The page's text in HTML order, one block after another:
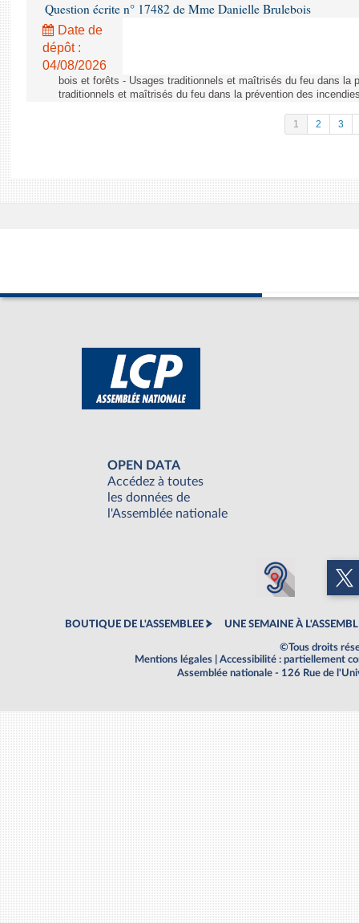
Question écrite n° 17482 de Mme Danielle Brulebois
Date de
dépôt :
04/08/2026
bois et forêts - Usages traditionnels et maîtrisés du feu dans la
traditionnels et maîtrisés du feu dans la prévention des
1 2 3
OPEN DATA
Accédez à toutes
les données de
l'Assemblée nationale
BOUTIQUE DE L'ASSEMBLEE UNE SEMAINE À
©Tous droits
Mentions légales
Accessibilité : partiellement
Assemblée nationale - 126 Rue de